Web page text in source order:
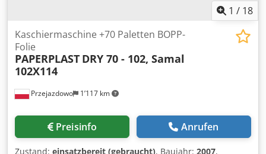
1 / 18
Przejazdowo 1’117 km
Kaschiermaschine +70 Paletten BOPP-
Folie
PAPERPLAST DRY 70 - 102, Samal
102X114
Preisinfo Anrufen
Zustand: einsatzbereit (gebraucht), Baujahr: 2007,